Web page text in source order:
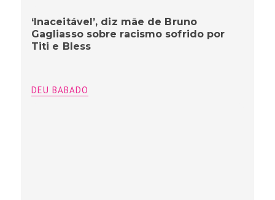
‘Inaceitável’, diz mãe de Bruno
Gagliasso sobre racismo sofrido por
Titi e Bless
DEU BABADO